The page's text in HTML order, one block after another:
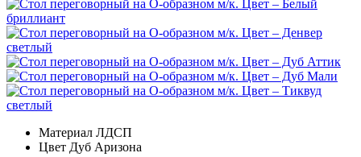
Материал ЛДСП
Цвет Дуб Аризона